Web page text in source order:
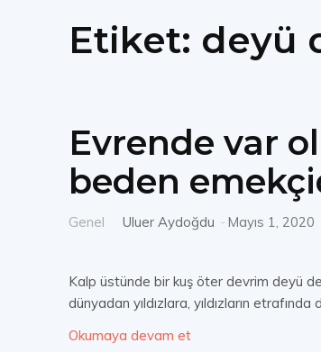
Etiket: deyü
Evrende var
beden
Genel Uluer Aydoğdu - Mayıs 1, 2020
Kalp üstünde bir kuş öter devrim deyü
dünyadan yıldızlara, yıldızların
Okumaya devam et